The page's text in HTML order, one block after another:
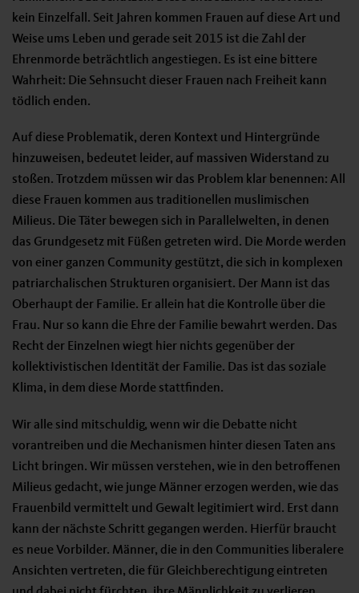
kein Einzelfall. Seit Jahren kommen Frauen auf diese Art und
Weise ums Leben und gerade seit 2015 ist die Zahl der
Ehrenmorde beträchtlich angestiegen. Es ist eine bittere
Wahrheit: Die Sehnsucht dieser Frauen nach Freiheit kann
tödlich enden.
Auf diese Problematik, deren Kontext und Hintergründe
hinzuweisen, bedeutet leider, auf massiven Widerstand zu
stoßen. Trotzdem müssen wir das Problem klar benennen: All
diese Frauen kommen aus traditionellen muslimischen
Milieus. Die Täter bewegen sich in Parallelwelten, in denen
das Grundgesetz mit Füßen getreten wird. Die Morde werden
von einer ganzen Community gestützt, die sich in komplexen
patriarchalischen Strukturen organisiert. Der Mann ist das
Oberhaupt der Familie. Er allein hat die Kontrolle über die
Frau. Nur so kann die Ehre der Familie bewahrt werden. Das
Recht der Einzelnen wiegt hier nichts gegenüber der
kollektivistischen Identität der Familie. Das ist das soziale
Klima, in dem diese Morde stattfinden.
Wir alle sind mitschuldig, wenn wir die Debatte nicht
vorantreiben und die Mechanismen hinter diesen Taten ans
Licht bringen. Wir müssen verstehen, wie in den betroffenen
Milieus gedacht, wie junge Männer erzogen werden, wie das
Frauenbild vermittelt und Gewalt legitimiert wird. Erst dann
kann der nächste Schritt gegangen werden. Hierfür braucht
es neue Vorbilder. Männer, die in den Communities liberalere
Ansichten vertreten, die für Gleichberechtigung eintreten